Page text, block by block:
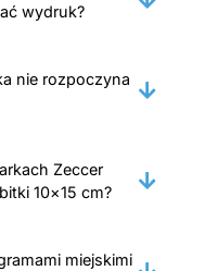
wydruk?
nie rozpoczyna
Zeccer
10×15 cm?
miejskimi